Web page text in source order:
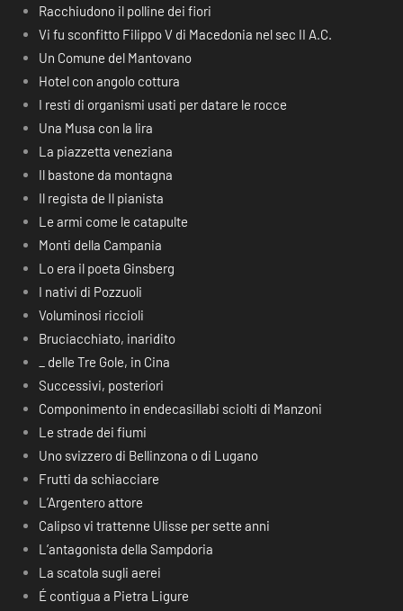
Racchiudono il polline dei fiori
Vi fu sconfitto Filippo V di Macedonia nel sec II A.C.
Un Comune del Mantovano
Hotel con angolo cottura
I resti di organismi usati per datare le rocce
Una Musa con la lira
La piazzetta veneziana
Il bastone da montagna
Il regista de Il pianista
Le armi come le catapulte
Monti della Campania
Lo era il poeta Ginsberg
I nativi di Pozzuoli
Voluminosi riccioli
Bruciacchiato, inaridito
_ delle Tre Gole, in Cina
Successivi, posteriori
Componimento in endecasillabi sciolti di Manzoni
Le strade dei fiumi
Uno svizzero di Bellinzona o di Lugano
Frutti da schiacciare
L’Argentero attore
Calipso vi trattenne Ulisse per sette anni
L’antagonista della Sampdoria
La scatola sugli aerei
É contigua a Pietra Ligure